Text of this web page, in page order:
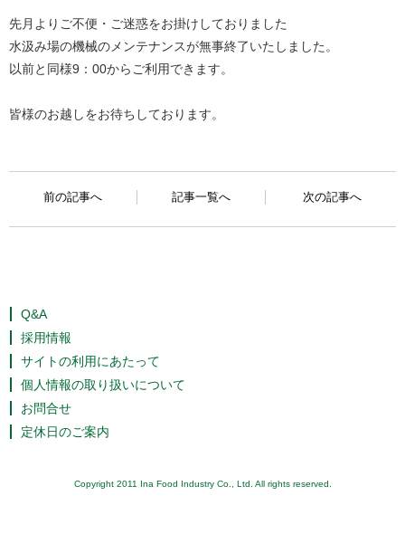
先月よりご不便・ご迷惑をお掛けしておりました
水汲み場の機械のメンテナンスが無事終了いたしました。
以前と同様9：00からご利用できます。
皆様のお越しをお待ちしております。
前の記事へ 記事一覧へ 次の記事へ
Q&A
採用情報
サイトの利用にあたって
個人情報の取り扱いについて
お問合せ
定休日のご案内
Copyright 2011 Ina Food Industry Co., Ltd. All rights reserved.